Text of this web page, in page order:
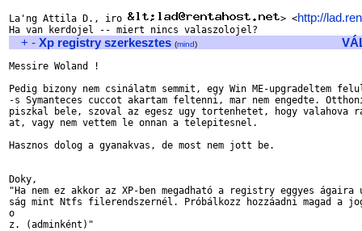
La'ng Attila D., iro > <http://
+ - Xp registry szerkesztes (mind)
Messire Woland !
Pedig bizony nem csinálatm semmit, egy Win ME-upgradeltem
-s Symanteces cuccot akartam feltenni, mar nem engedte.
piszkal bele, szoval az egesz ugy tortenhetet, hogy valahova
at, vagy nem vettem le onnan a telepitesnel.
Hasznos dolog a gyanakvas, de most nem jott be.
Doky,
"Ha nem ez akkor az XP-ben megadható a registry eggyes ágaira
ság mint Ntfs filerendszernél. Próbálkozz hozzáadni magad a
o
z. (adminként)"